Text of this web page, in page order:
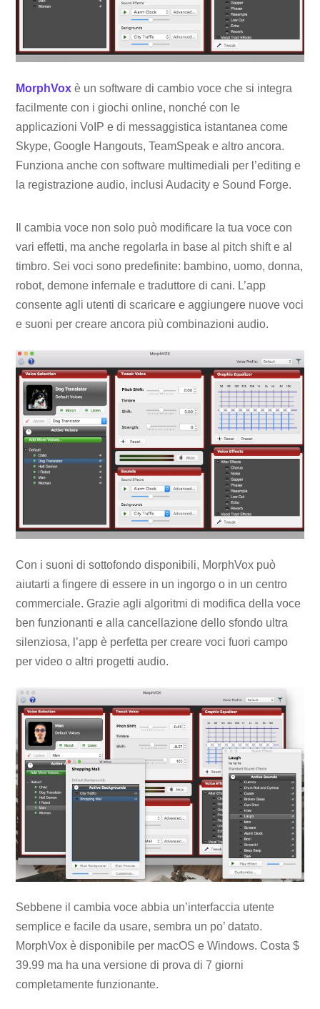
MorphVox è un software di cambio voce che si integra
facilmente con i giochi online, nonché con le
applicazioni VoIP e di messaggistica istantanea come
Skype, Google Hangouts, TeamSpeak e altro ancora.
Funziona anche con software multimediali per l’editing e
la registrazione audio, inclusi Audacity e Sound Forge.
Il cambia voce non solo può modificare la tua voce con
vari effetti, ma anche regolarla in base al pitch shift e al
timbro. Sei voci sono predefinite: bambino, uomo, donna,
robot, demone infernale e traduttore di cani. L’app
consente agli utenti di scaricare e aggiungere nuove voci
e suoni per creare ancora più combinazioni audio.
Con i suoni di sottofondo disponibili, MorphVox può
aiutarti a fingere di essere in un ingorgo o in un centro
commerciale. Grazie agli algoritmi di modifica della voce
ben funzionanti e alla cancellazione dello sfondo ultra
silenziosa, l’app è perfetta per creare voci fuori campo
per video o altri progetti audio.
Sebbene il cambia voce abbia un’interfaccia utente
semplice e facile da usare, sembra un po’ datato.
MorphVox è disponibile per macOS e Windows. Costa $
39.99 ma ha una versione di prova di 7 giorni
completamente funzionante.